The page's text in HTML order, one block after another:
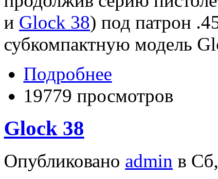
и Glock 38) под патрон
субкомпактную модель
Подробнее
19779 просмотров
Glock 38
Опубликовано admin в